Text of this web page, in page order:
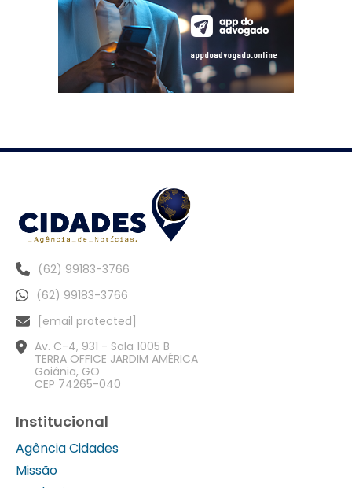
(62) 99183-3766
(62) 99183-3766
[email protected]
Av. C-4, 931 - Sala 1005 B
TERRA OFFICE JARDIM AMÉRICA
Goiânia, GO
CEP 74265-040
Institucional
Agência Cidades
Missão